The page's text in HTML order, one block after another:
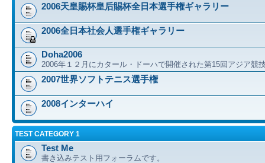
2006天皇賜杯皇后賜杯全日本選手権ギャラリー
2006全日本社会人選手権ギャラリー
Doha2006
2006年１２月にカタール・ドーハで開催された第15回アジア競
2007世界ソフトテニス選手権
2008インターハイ
TEST CATEGORY 1
Test Me
書き込みテスト用フォーラムです。